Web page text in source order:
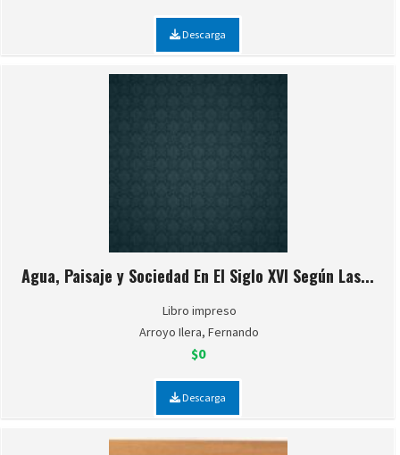
Descarga
Agua, Paisaje y Sociedad En El Siglo XVI Según Las...
Libro impreso
Arroyo Ilera, Fernando
$0
Descarga